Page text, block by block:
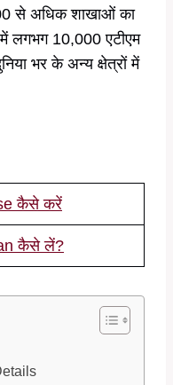
से अधिक शाखाओं का
लगभग 10,000 एटीएम
भर के अन्य क्षेत्रों में
कैसे करें
कैसे लें?